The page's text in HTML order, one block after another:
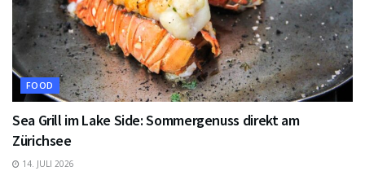
FOOD
Sea Grill im Lake Side: Sommergenuss direkt am
Zürichsee
14. JULI 2026